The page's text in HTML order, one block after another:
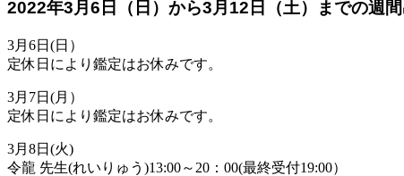
2022年3月6日（日）から3月12日（土）までの週
3月6日(日）
定休日により鑑定はお休みです。
3月7日(月）
定休日により鑑定はお休みです。
3月8日(火)
令龍 先生(れいりゅう)13:00～20：00(最終受付19:00）